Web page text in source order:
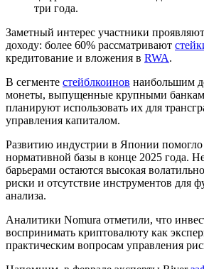
три года.
Заметный интерес участники
доходу: более 60% рассматривают
кредитование и вложения в RWA.
В сегменте стейблкоинов наибольшим
монеты, выпущенные крупными
планируют использовать их для
управления капиталом.
Развитию индустрии в Японии
нормативной базы в конце 2025 года.
барьерами остаются высокая
риски и отсутствие инструментов для
анализа.
Аналитики Nomura отметили, что
воспринимать криптовалюту как
практическим вопросам управления